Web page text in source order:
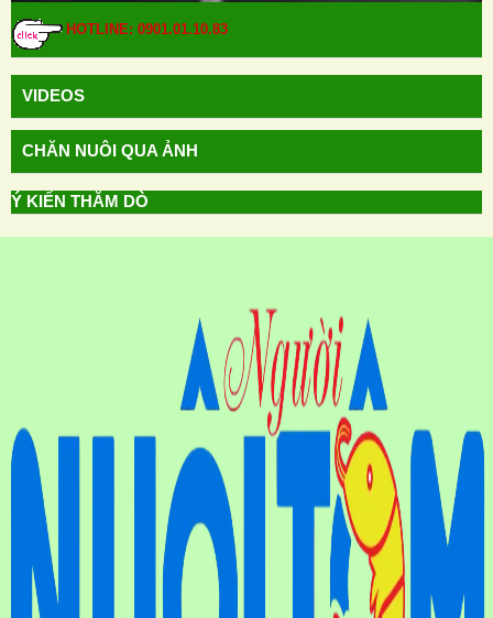
HOTLINE: 0901.01.10.83
VIDEOS
CHĂN NUÔI QUA ẢNH
Ý KIẾN THĂM DÒ